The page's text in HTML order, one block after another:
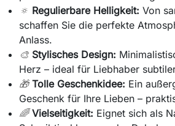
🔅 Regulierbare Helligkeit: Von
schaffen Sie die perfekte
Anlass.
🎨 Stylisches Design:
Herz – ideal für Liebhaber
🎁 Tolle Geschenkidee: Ein
Geschenk für Ihre Lieben –
🌈 Vielseitigkeit: Eignet sich als